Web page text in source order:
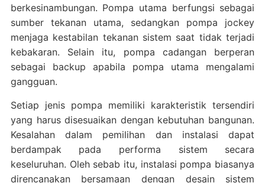
berkesinambungan. Pompa utama berfungsi sebagai
sumber tekanan utama, sedangkan pompa jockey
menjaga kestabilan tekanan sistem saat tidak terjadi
kebakaran. Selain itu, pompa cadangan berperan
sebagai backup apabila pompa utama mengalami
gangguan.
Setiap jenis pompa memiliki karakteristik tersendiri
yang harus disesuaikan dengan kebutuhan bangunan.
Kesalahan dalam pemilihan dan instalasi dapat
berdampak pada performa sistem secara
keseluruhan. Oleh sebab itu, instalasi pompa biasanya
direncanakan bersamaan dengan desain sistem